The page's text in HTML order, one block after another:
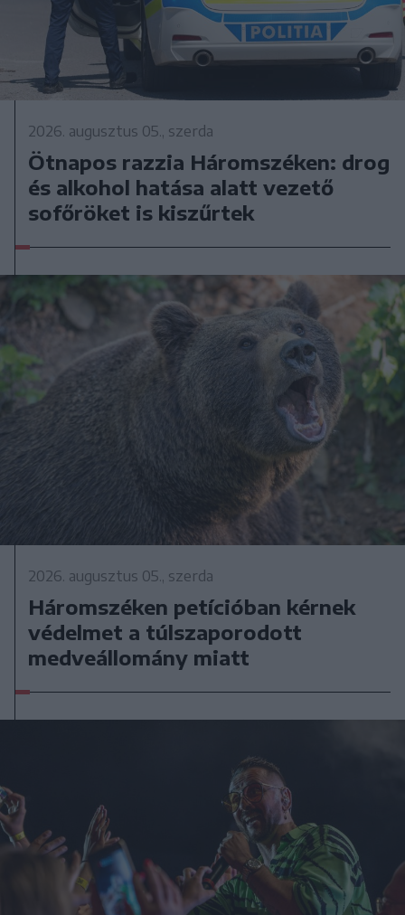
2026. augusztus 05., szerda
Ötnapos razzia Háromszéken: drog
és alkohol hatása alatt vezető
sofőröket is kiszűrtek
2026. augusztus 05., szerda
Háromszéken petícióban kérnek
védelmet a túlszaporodott
medveállomány miatt